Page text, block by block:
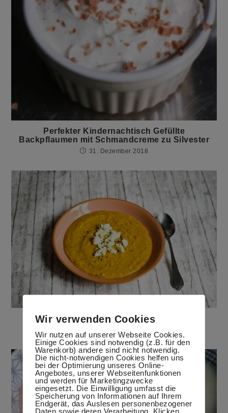
Perfekter Kindernachtisch Gefüllte
Backpflaumen mit Schmandcreme zu Silvester
31. Dezember 2018
Linsensuppe indisch gewürzt
Wir verwenden Cookies
Wir nutzen auf unserer Webseite Cookies.
Einige Cookies sind notwendig (z.B. für den
Warenkorb) andere sind nicht notwendig.
Die nicht-notwendigen Cookies helfen uns
bei der Optimierung unseres Online-
Angebotes, unserer Webseitenfunktionen
und werden für Marketingzwecke
eingesetzt. Die Einwilligung umfasst die
Speicherung von Informationen auf Ihrem
Endgerät, das Auslesen personenbezogener
Daten sowie deren Verarbeitung. Klicken